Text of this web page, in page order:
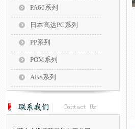
PA66系列
日本高达PC系列
PP系列
POM系列
ABS系列